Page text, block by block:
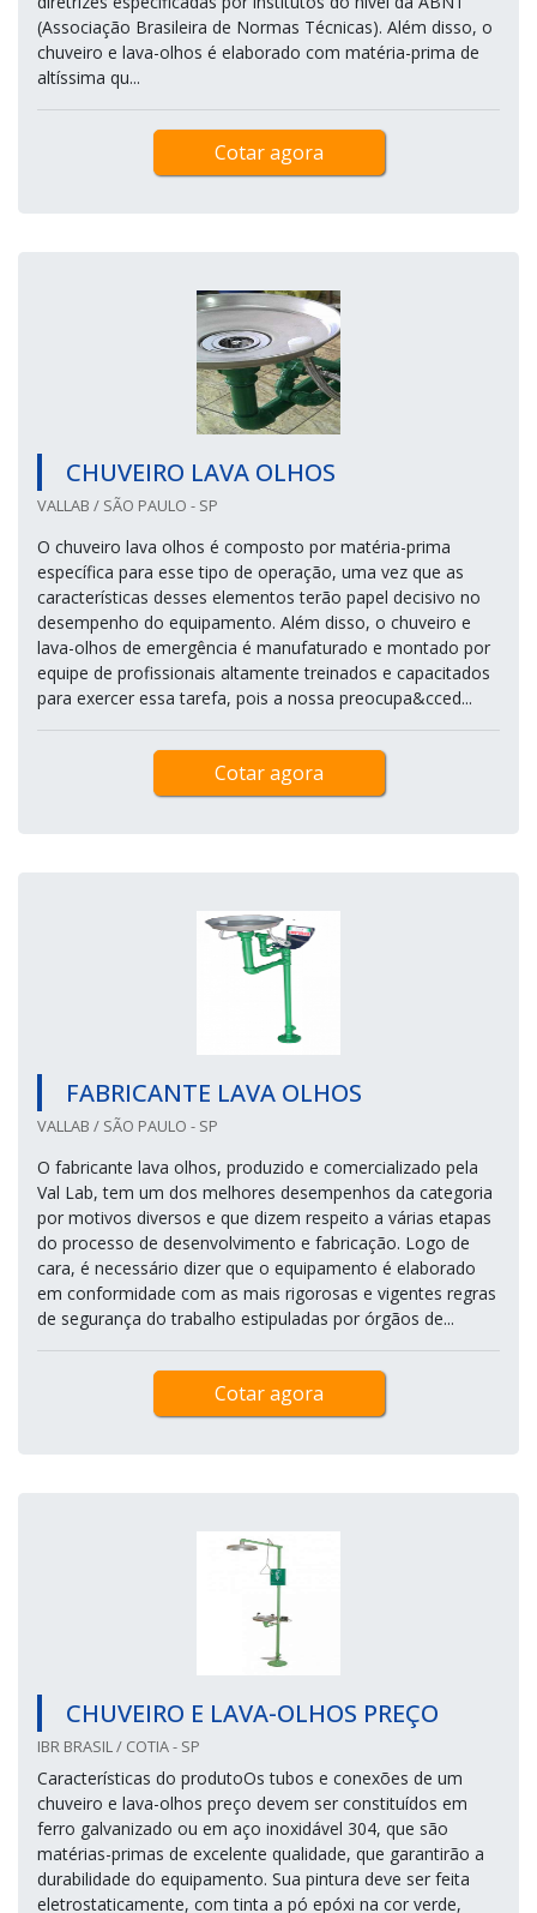
(Associação Brasileira de Normas Técnicas). Além disso, o
chuveiro e lava-olhos é elaborado com matéria-prima de
altíssima qu...
Cotar agora
CHUVEIRO LAVA OLHOS
VALLAB / SÃO PAULO - SP
O chuveiro lava olhos é composto por matéria-prima
específica para esse tipo de operação, uma vez que as
características desses elementos terão papel decisivo no
desempenho do equipamento. Além disso, o chuveiro e
lava-olhos de emergência é manufaturado e montado por
equipe de profissionais altamente treinados e capacitados
para exercer essa tarefa, pois a nossa preocupa&cced...
Cotar agora
FABRICANTE LAVA OLHOS
VALLAB / SÃO PAULO - SP
O fabricante lava olhos, produzido e comercializado pela
Val Lab, tem um dos melhores desempenhos da categoria
por motivos diversos e que dizem respeito a várias etapas
do processo de desenvolvimento e fabricação. Logo de
cara, é necessário dizer que o equipamento é elaborado
em conformidade com as mais rigorosas e vigentes regras
de segurança do trabalho estipuladas por órgãos de...
Cotar agora
CHUVEIRO E LAVA-OLHOS PREÇO
IBR BRASIL / COTIA - SP
Características do produtoOs tubos e conexões de um
chuveiro e lava-olhos preço devem ser constituídos em
ferro galvanizado ou em aço inoxidável 304, que são
matérias-primas de excelente qualidade, que garantirão a
durabilidade do equipamento. Sua pintura deve ser feita
eletrostaticamente, com tinta a pó epóxi na cor verde,